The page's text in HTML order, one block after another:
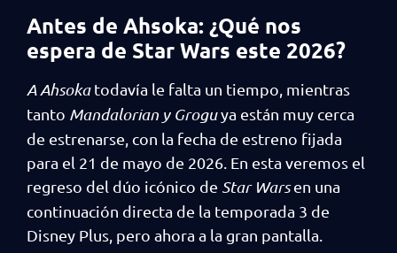
Antes de Ahsoka: ¿Qué nos
espera de Star Wars este 2026?
A Ahsokatodavía le falta un tiempo, mientras
tanto Mandalorian y Groguya están muy cerca
de estrenarse, con la fecha de estreno fijada
para el 21 de mayo de 2026. En esta veremos el
regreso del dúo icónico de Star Warsen una
continuación directa de la temporada 3 de
Disney Plus, pero ahora a la gran pantalla.